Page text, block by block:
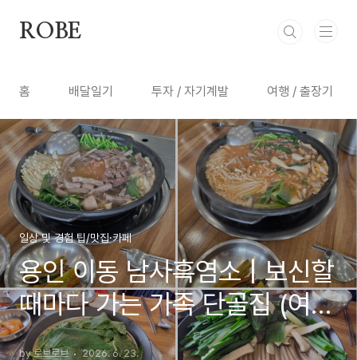
ROBE
홈 배달일기 투자 / 자기계발 여행 / 출장기
일상 및 경험 팁/맛집·카페
용인 이동 남사흑염소 | 보신할
때마다 가는 가족 단골집 (여러
번 방문 후기)
by 로브로브 2026. 6. 23.